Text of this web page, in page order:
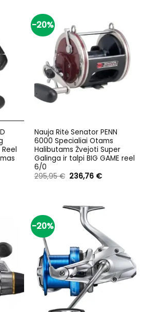
-20%
Nauja Ritė Senator PENN
6000 Specialiai Otams
Halibutams Žvejoti Super
Galinga ir talpi BIG GAME reel
6/0
295,95€ Original
price
236,76 €Current
-20%